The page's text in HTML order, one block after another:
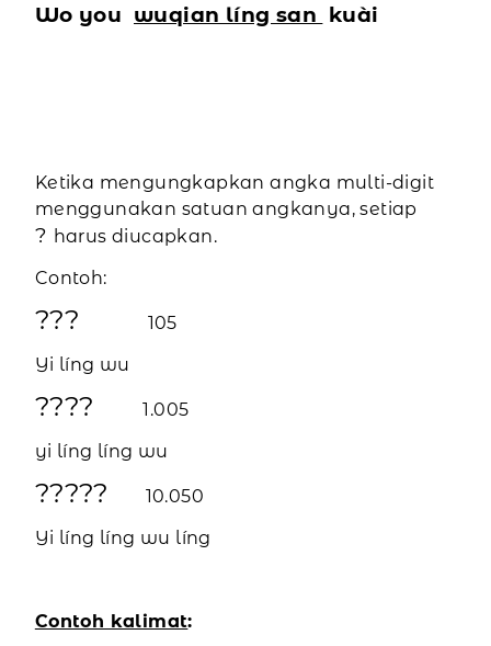
Wo you wuqian líng san kuài
Ketika mengungkapkan angka multi-digit
menggunakan satuan angkanya, setiap
? harus diucapkan.
Contoh:
???
105
Yi líng wu
????
1.005
yi líng líng wu
?????
10.050
Yi líng líng wu líng
Contoh kalimat: